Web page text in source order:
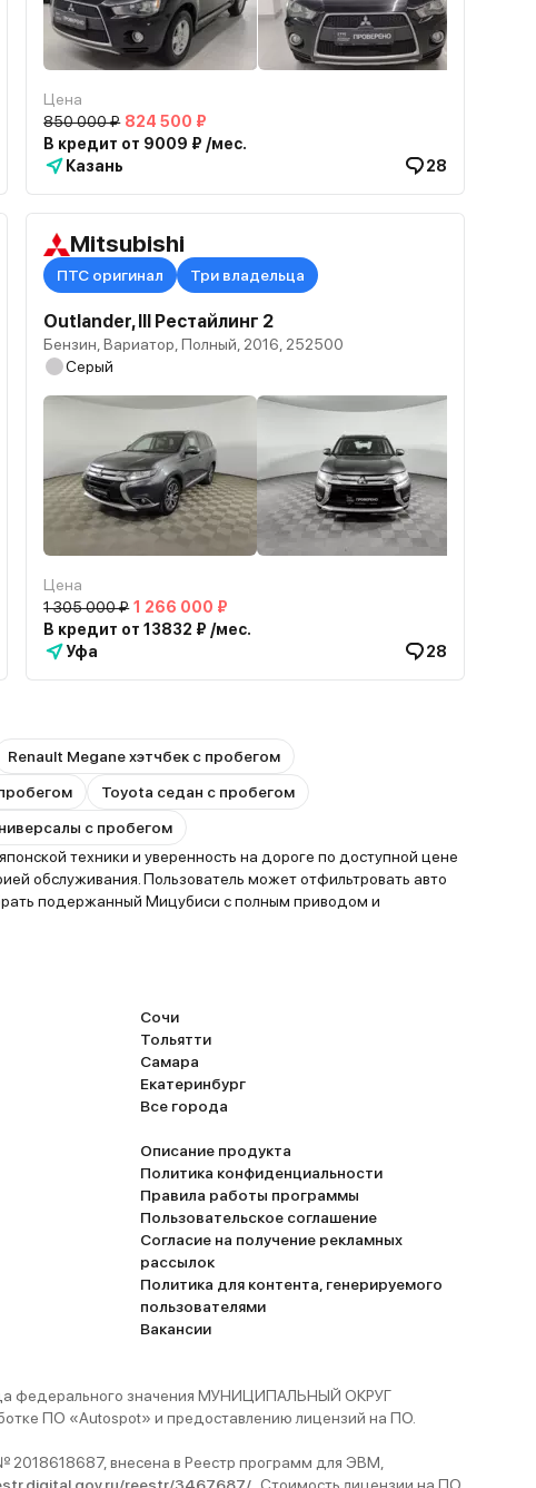
Цена
850 000 ₽ 824 500 ₽
В кредит от 9009 ₽ /мес.
Казань
28
Mitsubishi
ПТС оригинал Три владельца
Outlander, III Рестайлинг 2
Бензин, Вариатор, Полный, 2016, 252500
Серый
Цена
1 305 000 ₽ 1 266 000 ₽
В кредит от 13832 ₽ /мес.
Уфа
28
Renault Megane хэтчбек с пробегом
Toyota седан с пробегом
с пробегом
техники и уверенность на дороге по доступной цене
обслуживания. Пользователь может отфильтровать авто
подержанный Мицубиси с полным приводом и
Сочи
Тольятти
Самара
Екатеринбург
Все города
Описание продукта
Политика конфиденциальности
Правила работы программы
Пользовательское соглашение
Согласие на получение рекламных
рассылок
Политика для контента, генерируемого
пользователями
Вакансии
федерального значения МУНИЦИПАЛЬНЫЙ ОКРУГ
ПО «Autospot» и предоставлению лицензий на ПО.
внесена в Реестр программ для ЭВМ,